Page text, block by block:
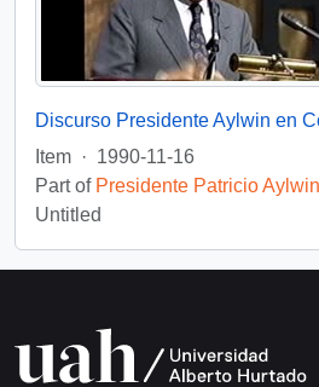
Item · 1990-11-16
Part of Presidente Patricio
Untitled